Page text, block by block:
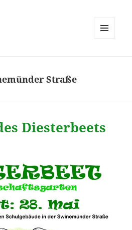
Straße
Diesterbeets